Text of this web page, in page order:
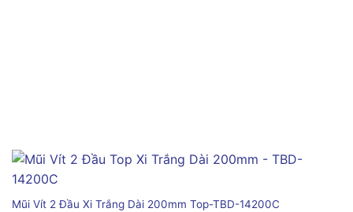
Mũi Vít 2 Đầu Xi Trắng Dài 200mm Top-TBD-14200C